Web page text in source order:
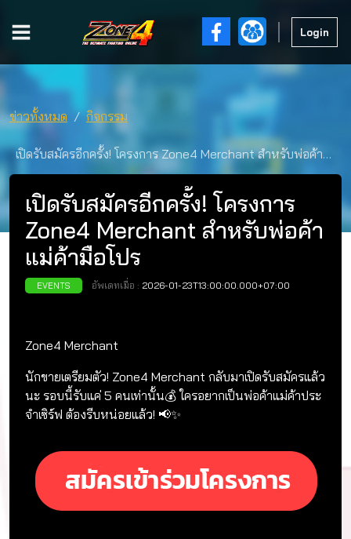
Login
ข่าวทั้งหมด กิจกรรม
เปิดรับสมัครอีกครั้ง! โครงการ Zone4 Merchant สำหรับพ่อค้า
แม่ค้ามือโปร
เปิดรับสมัครอีกครั้ง! โครงการ
Zone4 Merchant สำหรับพ่อค้า
แม่ค้ามือโปร
EVENTS อัพเดทเมื่อ : 23-Jan-2026
Zone4 Merchant